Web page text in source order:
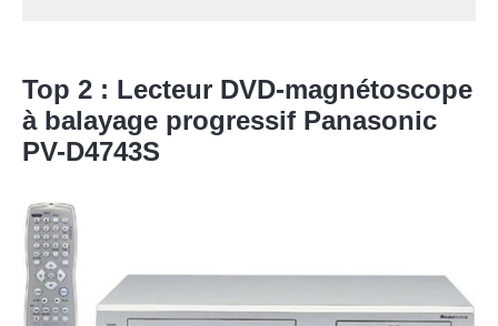
Top 2 : Lecteur DVD-magnétoscope
à balayage progressif Panasonic
PV-D4743S